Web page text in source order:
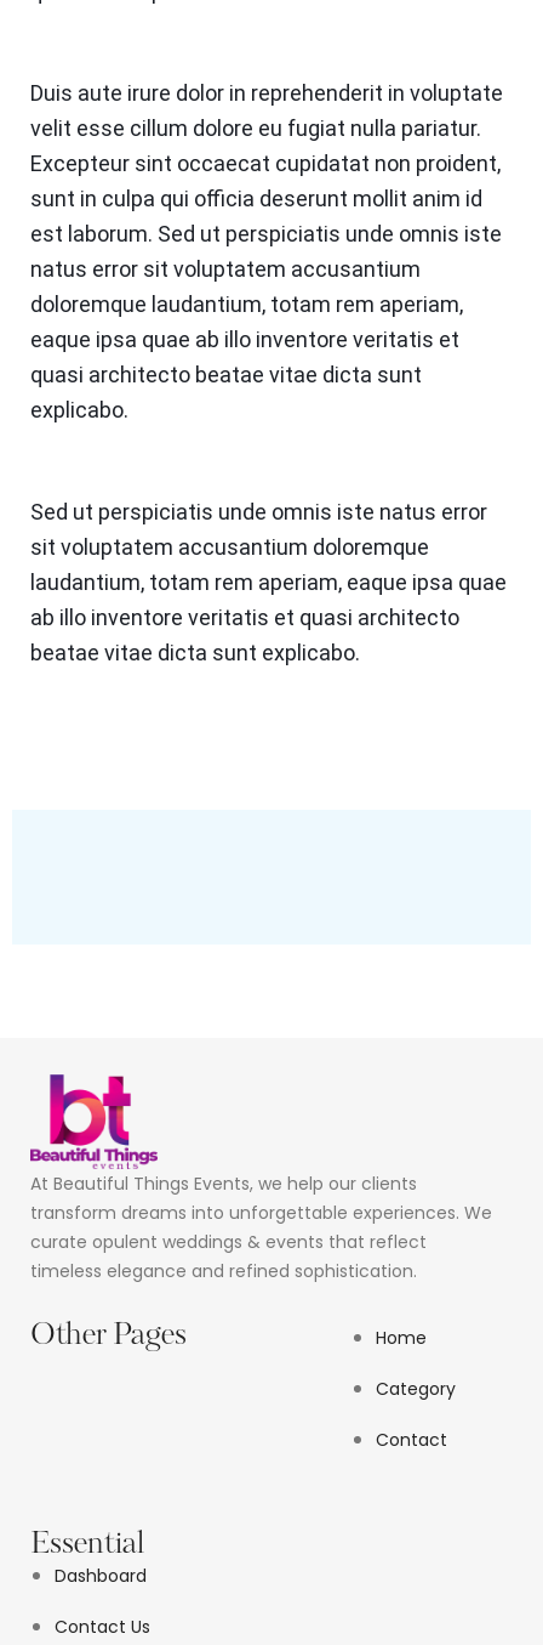
Duis aute irure dolor in reprehenderit in voluptate
velit esse cillum dolore eu fugiat nulla pariatur.
Excepteur sint occaecat cupidatat non proident,
sunt in culpa qui officia deserunt mollit anim id
est laborum. Sed ut perspiciatis unde omnis iste
natus error sit voluptatem accusantium
doloremque laudantium, totam rem aperiam,
eaque ipsa quae ab illo inventore veritatis et
quasi architecto beatae vitae dicta sunt
explicabo.
Sed ut perspiciatis unde omnis iste natus error
sit voluptatem accusantium doloremque
laudantium, totam rem aperiam, eaque ipsa quae
ab illo inventore veritatis et quasi architecto
beatae vitae dicta sunt explicabo.
At Beautiful Things Events, we help our clients
transform dreams into unforgettable experiences. We
curate opulent weddings & events that reflect
timeless elegance and refined sophistication.
Other Pages Home
Category
Contact
Essential
Dashboard
Contact Us